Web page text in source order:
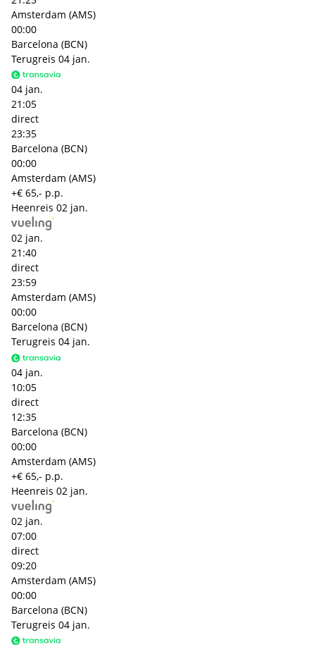
Amsterdam (AMS)
00:00
Barcelona (BCN)
Terugreis 04 jan.
04 jan.
21:05
direct
23:35
Barcelona (BCN)
00:00
Amsterdam (AMS)
+€ 65,- p.p.
Heenreis 02 jan.
02 jan.
21:40
direct
23:59
Amsterdam (AMS)
00:00
Barcelona (BCN)
Terugreis 04 jan.
04 jan.
10:05
direct
12:35
Barcelona (BCN)
00:00
Amsterdam (AMS)
+€ 65,- p.p.
Heenreis 02 jan.
02 jan.
07:00
direct
09:20
Amsterdam (AMS)
00:00
Barcelona (BCN)
Terugreis 04 jan.